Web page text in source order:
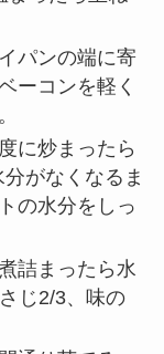
パンの端に寄
ーコンを軽く
に炒まったら
がなくなるま
の水分をしっ
詰まったら水
じ2/3、味の